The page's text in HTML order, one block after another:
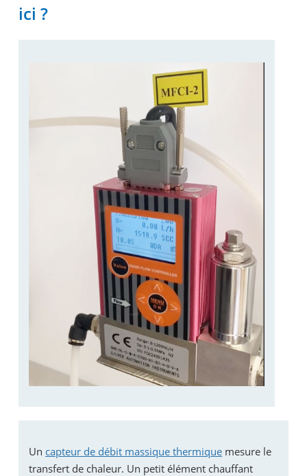
ici ?
Un capteur de débit massique thermique mesure le
transfert de chaleur. Un petit élément chauffant